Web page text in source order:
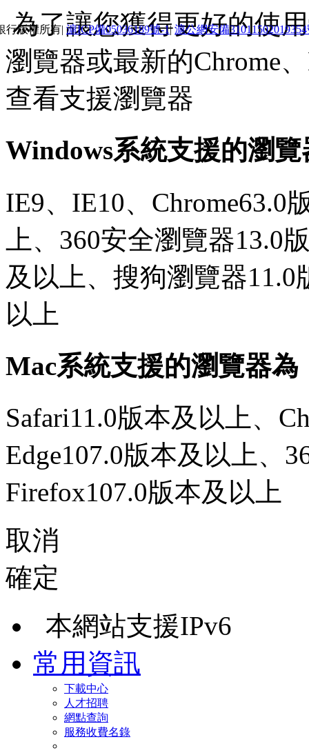
為了讓您獲得更好的使
瀏覽器或最新的Chrome
查看支援瀏覽器
Windows系統支援的瀏覽
IE9、IE10、Chrome63.0
上、360安全瀏覽器13.0
及以上、搜狗瀏覽器
以上
Mac系統支援的瀏覽器為
Safari11.0版本及以上、
Edge107.0版本及以上、
Firefox107.0版本及以上
取消
確定
本網站支援IPv6
常用資訊
下載中心
人才招聘
網點查詢
服務收費名錄
行版權所有| 滬ICP備05036189號-1|滬公網安備